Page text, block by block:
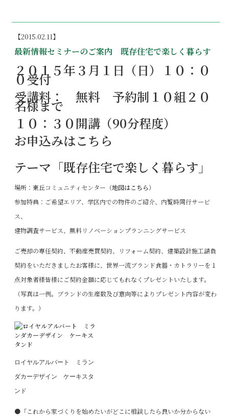
【2015.02.11】
最新情報セミナーのご案内 既存住宅で楽しく暮らす
２０１５年 ３月１日（日）１０：０
０受付
受講料： 無料 予約制１０組２０
名様まで
１０：３０開講（90分程度）
お申込みはこちら
テーマ「既存住宅で楽しく暮らす」
場所：東丘コミュニティセンター（地図はこちら）
参加特典：ご希望エリア、学区内での物件のご紹介、内覧時同行サービ
ス、
建物調査サービス、無料リノベーションプランニングサービス
ご売却の専任契約、不動産売買契約、リフォーム契約、建築設計施工請負
契約をいただきましたお客様に、世界一流ブランド食器・カトラリーを１
点対象者様皆様にご契約金額に応じてもれなくプレゼントいたします。
（写真は一例。ブランドの生産数及び意向等によりプレゼント内容が変わ
ります。）
ロイヤルアルバート ミラン
ダカーデザイン ケーキスタ
ンド
●「これから家づくりを始めたいがどこに相談したら良いか分からない